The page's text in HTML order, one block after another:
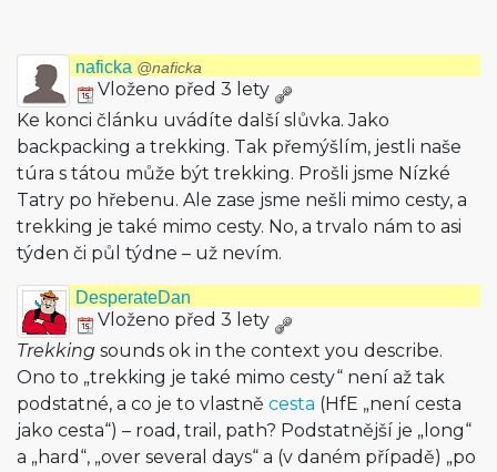
naficka @naficka
Vloženo před 3 lety
Ke konci článku uvádíte další slůvka. Jako
backpacking a trekking. Tak přemýšlím, jestli naše
túra s tátou může být trekking. Prošli jsme Nízké
Tatry po hřebenu. Ale zase jsme nešli mimo cesty, a
trekking je také mimo cesty. No, a trvalo nám to asi
týden či půl týdne – už nevím.
DesperateDan
Vloženo před 3 lety
Trekking sounds ok in the context you describe.
Ono to „trekking je také mimo cesty“ není až tak
podstatné, a co je to vlastně cesta (HfE „není cesta
jako cesta“) – road, trail, path? Podstatnější je „long“
a „hard“, „over several days“ a (v daném případě) „po